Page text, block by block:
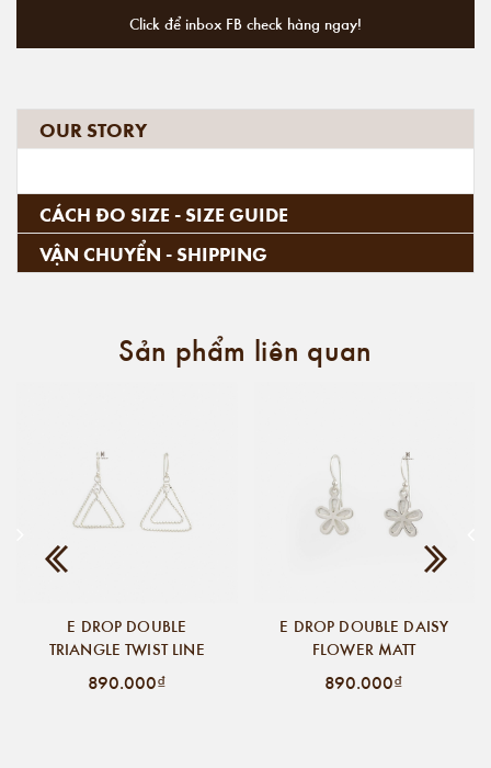
Click để inbox FB check hàng ngay!
OUR STORY
CÁCH ĐO SIZE - SIZE GUIDE
VẬN CHUYỂN - SHIPPING
Sản phẩm liên quan
E DROP DOUBLE
TRIANGLE TWIST LINE
890.000₫
E DROP DOUBLE DAISY
FLOWER MATT
890.000₫